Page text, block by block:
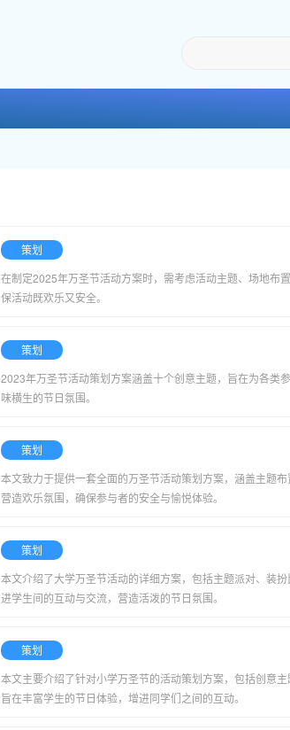
策划
在制定2025年万圣节活动方案时，需考虑活动主题、场地布
保活动既欢乐又安全。
策划
2023年万圣节活动策划方案涵盖十个创意主题，旨在为各类
味横生的节日氛围。
策划
本文致力于提供一套全面的万圣节活动策划方案，涵盖主题
营造欢乐氛围，确保参与者的安全与愉悦体验。
策划
本文介绍了大学万圣节活动的详细方案，包括主题派对、装
进学生间的互动与交流，营造活泼的节日氛围。
策划
本文主要介绍了针对小学万圣节的活动策划方案，包括创意
旨在丰富学生的节日体验，增进同学们之间的互动。